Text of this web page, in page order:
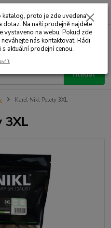
Menu
Hledat
za
Karel Nikl Pelety 3XL
3XL
proto je zde uvedena
Na naší prodejně najdete
vystaveno na webu. Pokud zde
nás kontaktovat. Rádi
aktuální prodejní cenou.